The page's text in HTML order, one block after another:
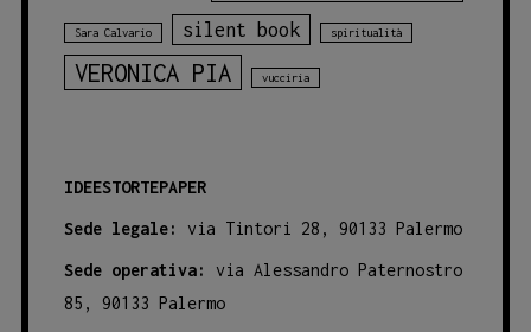
Sara Calvario silent book spiritualità
VERONICA PIA vucciria
IDEESTORTEPAPER
Sede legale: via Tintori 28, 90133 Palermo
Sede operativa:
via Alessandro Paternostro
85, 90133 Palermo